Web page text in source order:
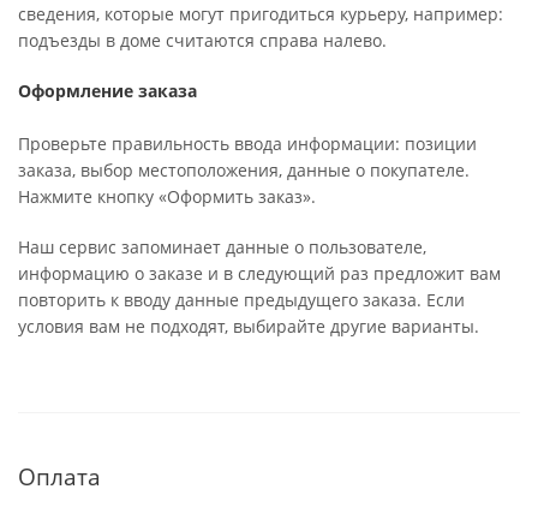
сведения, которые могут пригодиться курьеру, например:
подъезды в доме считаются справа налево.
Оформление заказа
Проверьте правильность ввода информации: позиции
заказа, выбор местоположения, данные о покупателе.
Нажмите кнопку «Оформить заказ».
Наш сервис запоминает данные о пользователе,
информацию о заказе и в следующий раз предложит вам
повторить к вводу данные предыдущего заказа. Если
условия вам не подходят, выбирайте другие варианты.
Оплата